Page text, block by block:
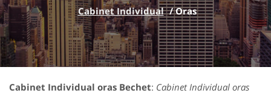
Cabinet Individual /Oras
Cabinet Individual oras Bechet: Cabinet Individual oras